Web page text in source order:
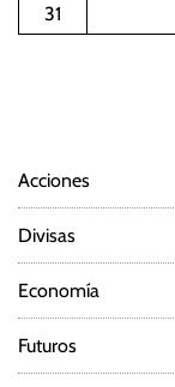
31
Acciones
Divisas
Economía
Futuros